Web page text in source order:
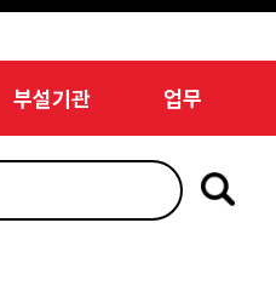
부설기관 업무